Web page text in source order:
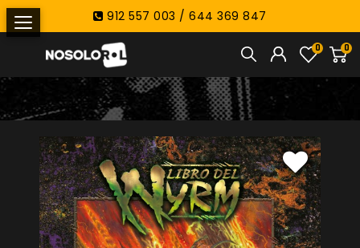
912 557 003 / 644 369 847
0
0